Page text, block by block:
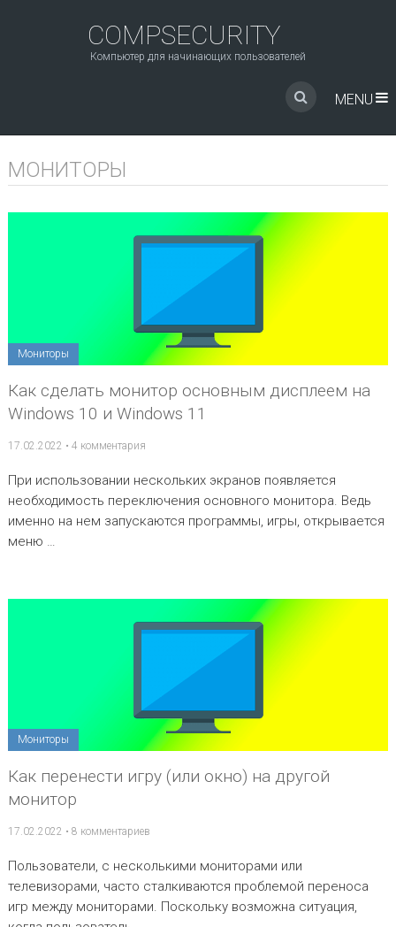
COMPSECURITY
Компьютер для начинающих пользователей
MENU
МОНИТОРЫ
Как сделать монитор основным дисплеем на
Windows 10 и Windows 11
Мониторы
17.02.2022 • 4 комментария
При использовании нескольких экранов появляется
необходимость переключения основного монитора. Ведь
именно на нем запускаются программы, игры, открывается
меню …
Как перенести игру (или окно) на другой
монитор
Мониторы
17.02.2022 • 8 комментариев
Пользователи, с несколькими мониторами или
телевизорами, часто сталкиваются проблемой переноса
игр между мониторами. Поскольку возможна ситуация,